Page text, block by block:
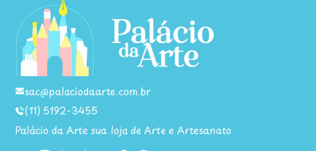
sac@palaciodaarte.com.br
(11) 5192-3455
Palácio da Arte sua loja de Arte e Artesanato
FacebookInstagram
YouTubeTikTokTwitterPinterest